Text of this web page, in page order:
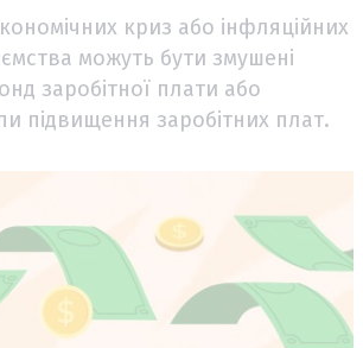
криз або інфляційних
можуть бути змушені
заробітної плати або
підвищення заробітних плат.